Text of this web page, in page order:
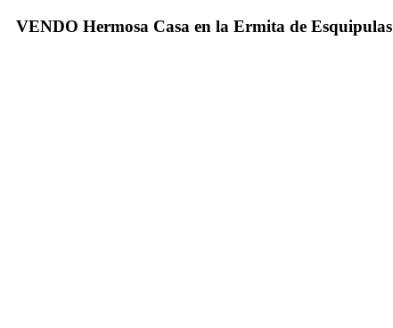
VENDO Hermosa Casa en la Ermita de Esquipulas